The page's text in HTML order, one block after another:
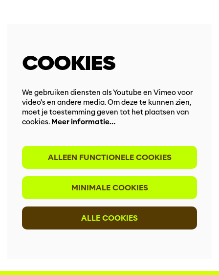
COOKIES
We gebruiken diensten als Youtube en Vimeo voor
video's en andere media. Om deze te kunnen zien,
moet je toestemming geven tot het plaatsen van
cookies. Meer informatie…
ALLEEN FUNCTIONELE COOKIES
MINIMALE COOKIES
ALLE COOKIES